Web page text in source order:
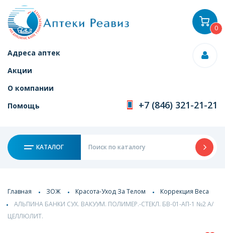
Адреса аптек
Акции
О компании
Помощь
+7 (846) 321-21-21
КАТАЛОГ
0
Главная ЗОЖ Красота-Уход За Телом
Коррекция Веса
АЛЬПИНА БАНКИ СУХ. ВАКУУМ. ПОЛИМЕР.-СТЕКЛ. БВ-01-АП-1 №2 А/
ЦЕЛЛЮЛИТ.